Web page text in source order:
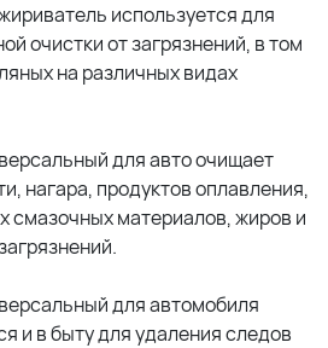
используется для
очистки от загрязнений, в том
на различных видах
для авто очищает
нагара, продуктов оплавления,
смазочных материалов, жиров и
для автомобиля
и в быту для удаления следов